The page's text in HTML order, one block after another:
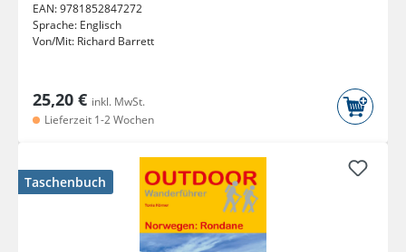
EAN:9781852847272
Sprache: Englisch
Von/Mit: Richard Barrett
25,20 € inkl. MwSt.
Lieferzeit 1-2 Wochen
Taschenbuch